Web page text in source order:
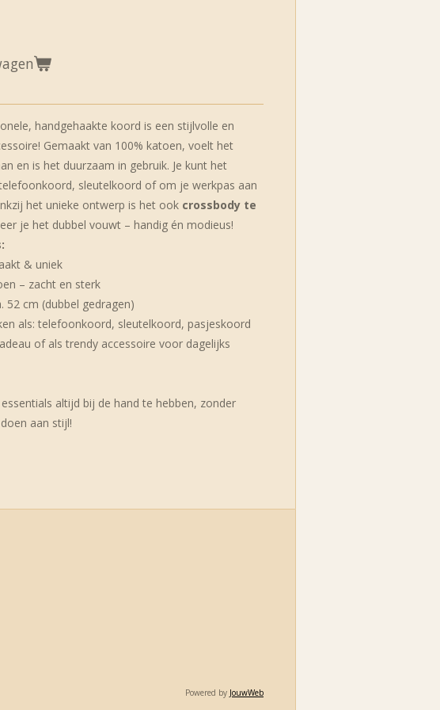
handgehaakte koord is een stijlvolle en
Gemaakt van 100% katoen, voelt het
en is het duurzaam in gebruik. Je kunt het
sleutelkoord of om je werkpas aan
het unieke ontwerp is het ook crossbody te
je het dubbel vouwt – handig én modieus!
& uniek
– zacht en sterk
52 cm (dubbel gedragen)
als: telefoonkoord, sleutelkoord, pasjeskoord
of als trendy accessoire voor dagelijks
altijd bij de hand te hebben, zonder
aan stijl!
Powered by JouwWeb